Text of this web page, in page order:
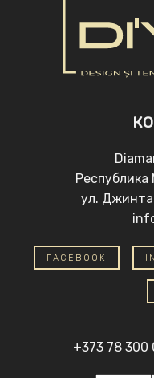
ул. Джинта
FACEBOOK
+373 78 300